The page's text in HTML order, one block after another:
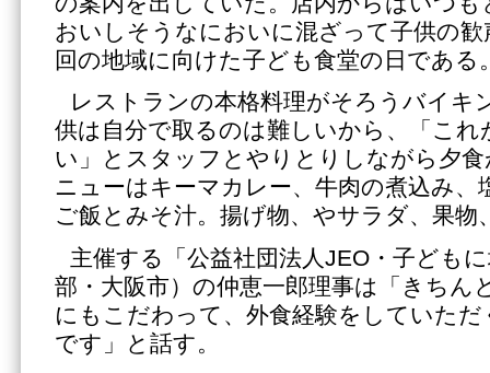
おいしそうなにおいに混ざって子供の
回の地域に向けた子ども食堂の日である
レストランの本格料理がそろうバイキ
供は自分で取るのは難しいから、「こ
い」とスタッフとやりとりしながら夕
ニューはキーマカレー、牛肉の煮込み、
ご飯とみそ汁。揚げ物、やサラダ、果物
主催する「公益社団法人JEO・子ども
部・大阪市）の仲恵一郎理事は「きちん
にもこだわって、外食経験をしていた
です」と話す。